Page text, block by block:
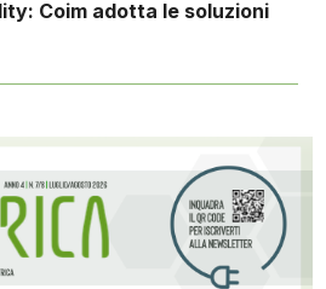
Coim adotta le soluzioni